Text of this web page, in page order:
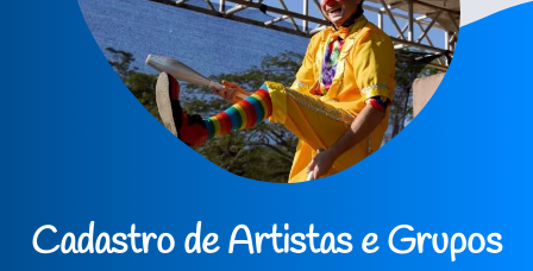
Cadastro de Artistas e Grupos